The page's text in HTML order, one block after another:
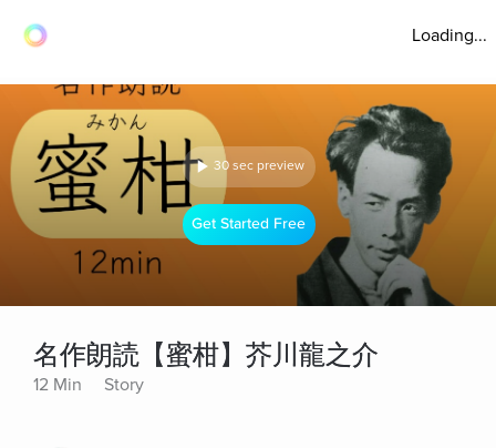
Loading...
30 sec preview
Get Started Free
名作朗読【蜜柑】芥川龍之介
12 Min Story